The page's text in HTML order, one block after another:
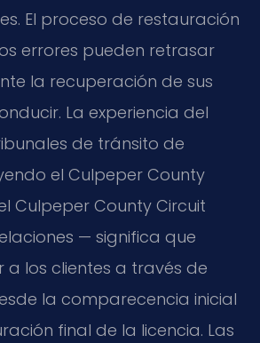
El proceso de restauración
errores pueden retrasar
la recuperación de sus
La experiencia del
de tránsito de
el Culpeper County
Culpeper County Circuit
— significa que
los clientes a través de
la comparecencia inicial
final de la licencia. Las